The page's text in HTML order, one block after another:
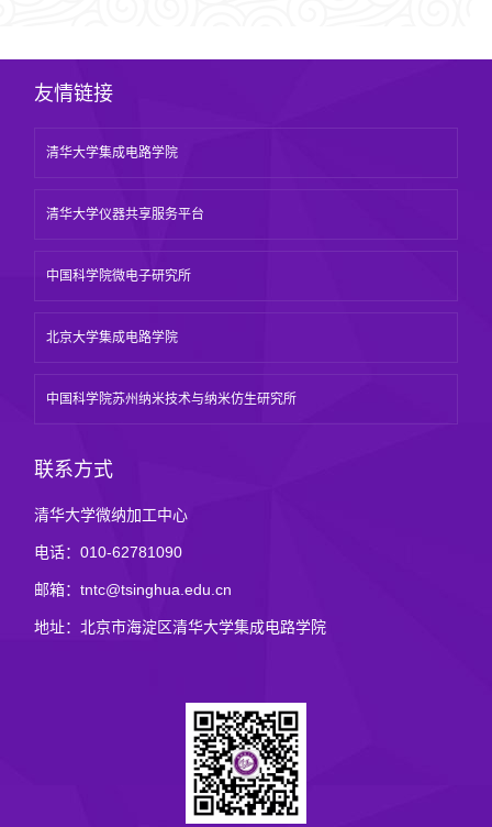
友情链接
清华大学集成电路学院
清华大学仪器共享服务平台
中国科学院微电子研究所
北京大学集成电路学院
中国科学院苏州纳米技术与纳米仿生研究所
联系方式
清华大学微纳加工中心
电话：010-62781090
邮箱：tntc@tsinghua.edu.cn
地址：北京市海淀区清华大学集成电路学院